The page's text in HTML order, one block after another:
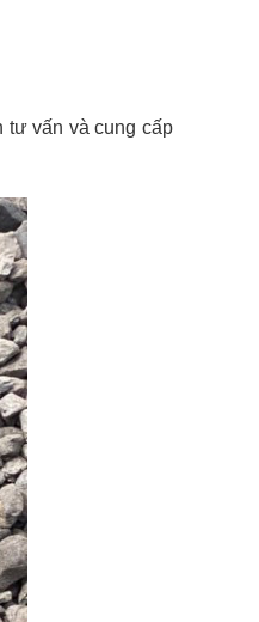
tư vấn và cung cấp